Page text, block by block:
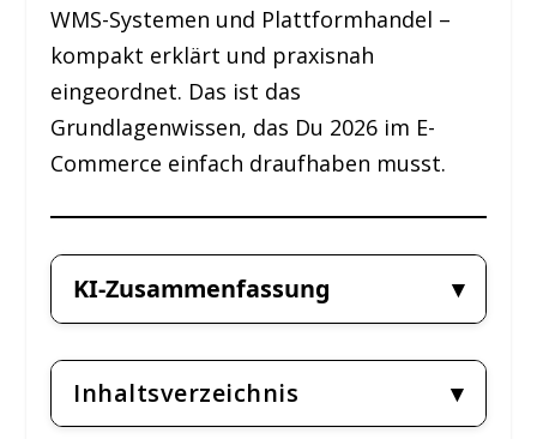
WMS-Systemen und Plattformhandel –
kompakt erklärt und praxisnah
eingeordnet. Das ist das
Grundlagenwissen, das Du 2026 im E-
Commerce einfach draufhaben musst.
KI-Zusammenfassung
Inhaltsverzeichnis